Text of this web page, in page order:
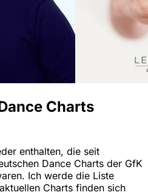
Charts
enthalten, die seit
Dance Charts der GfK
Ich werde die Liste
Charts finden sich